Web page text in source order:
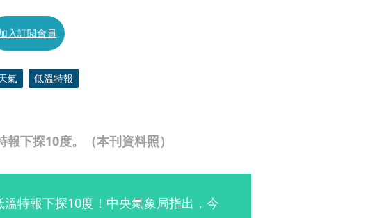
下探10度。（本刊資料照）
入訂閱會員
氣 低溫特報
特報下探10度！中央氣象局指出，今